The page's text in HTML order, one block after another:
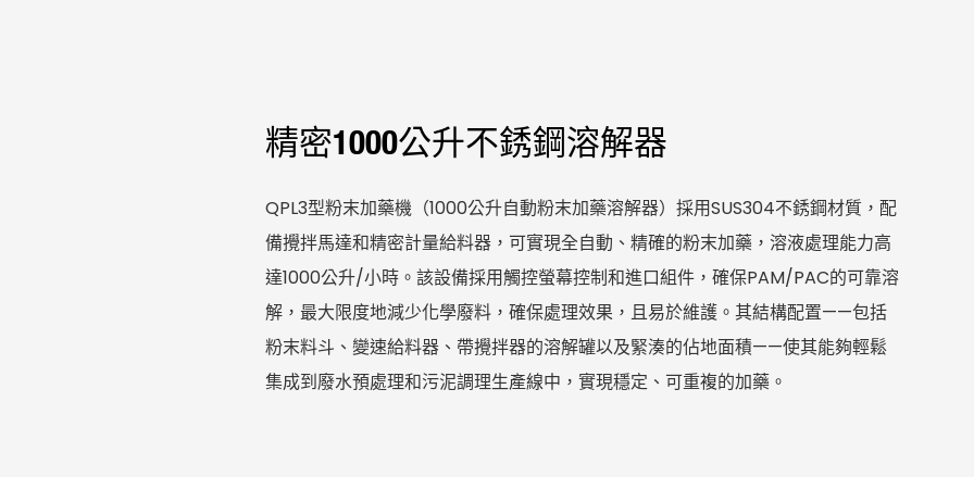
精密1000公升不銹鋼溶解器
QPL3型粉末加藥機（1000公升自動粉末加藥溶解器）採用SUS304不銹鋼材質，配
備攪拌馬達和精密計量給料器，可實現全自動、精確的粉末加藥，溶液處理能力高
達1000公升/小時。該設備採用觸控螢幕控制和進口組件，確保PAM/PAC的可靠溶
解，最大限度地減少化學廢料，確保處理效果，且易於維護。其結構配置——包括
粉末料斗、變速給料器、帶攪拌器的溶解罐以及緊湊的佔地面積——使其能夠輕鬆
集成到廢水預處理和污泥調理生產線中，實現穩定、可重複的加藥。